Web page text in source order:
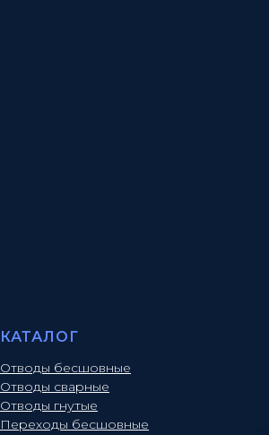
КАТАЛОГ
Отводы бесшовные
Отводы сварные
Отводы гнутые
Переходы бесшовные